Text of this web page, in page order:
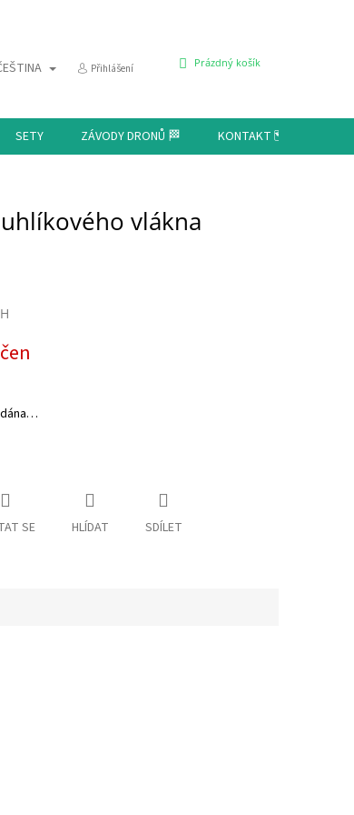
Přihlášení
NÁKUPNÍ
Prázdný košík
SETY ZÁVODY DRONŮ 🏁 KONTAKT 🗺️
vlákna
SE HLÍDAT SDÍLET